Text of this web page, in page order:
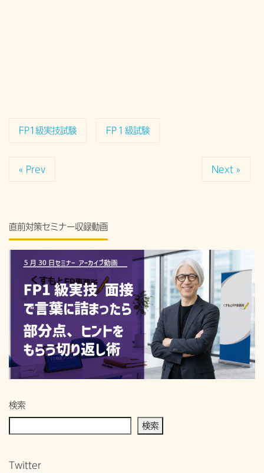
FP1級実技試験 FP１級試験
« Prev Next »
直前対策セミナー収録動画
検索
検索
Twitter